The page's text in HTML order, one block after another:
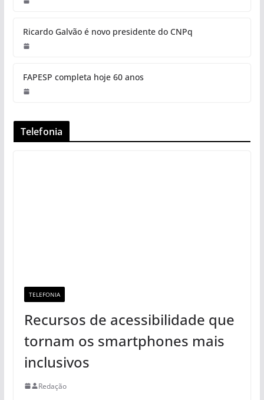
Ricardo Galvão é novo presidente do CNPq
FAPESP completa hoje 60 anos
Telefonia
TELEFONIA
Recursos de acessibilidade que
tornam os smartphones mais
inclusivos
Redação